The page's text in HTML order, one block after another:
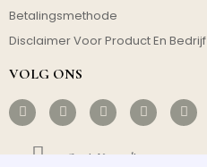
Betalingsmethode
Disclaimer Voor Product En Bedrijf
VOLG ONS
Gratis Verzending